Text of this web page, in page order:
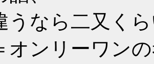
うなら二又く
オンリーワン